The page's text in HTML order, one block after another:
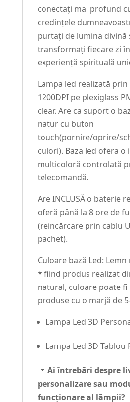
conectați mai profund
credințele
purtați de lumina divină
transformați fiecare zi
experiență spirituală
Lampa led realizată
1200DPI pe plexiglass
clear. Are ca suport o
natur cu buton
touch(pornire/oprire/
culori). Baza led ofera o
multicoloră controlată
telecomandă.
Are INCLUSĂ o baterie
oferă până la 8 ore de
(reincărcare prin cablu
pachet).
Culoare bază Led:
* fiind produs realizat
natural, culoare poate
produse cu o marjă de
Lampa Led 3D
Lampa Led 3D Tablou
📌 Ai întrebări despre
personalizare sau
funcționare al lămpii?